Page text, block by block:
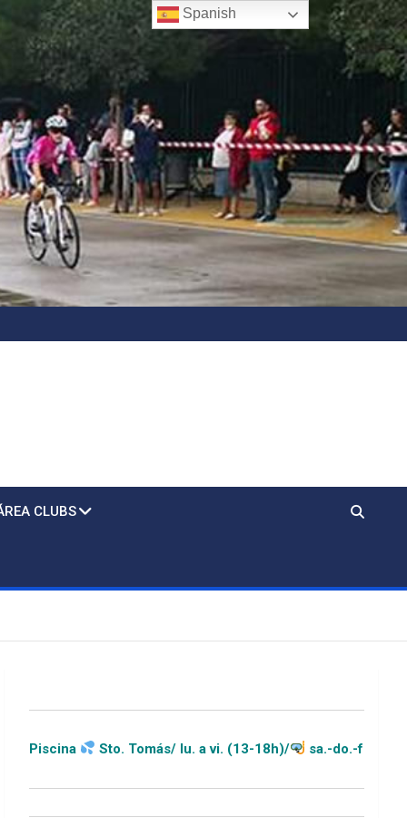
CLUBS
Tomás/ lu. a vi. (13-18h)/ sa.-do.-festivos (11-20h)
Spanish